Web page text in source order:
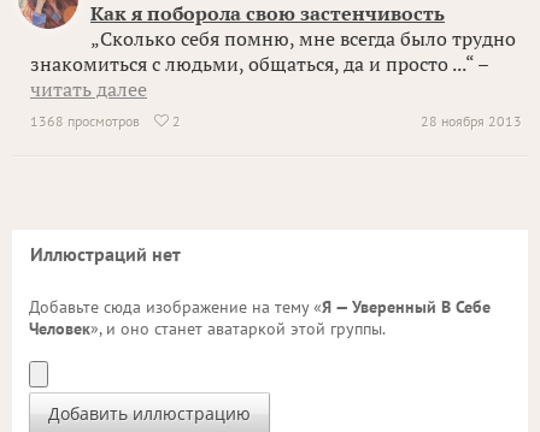
Как я поборола свою застенчивость
„Сколько себя помню, мне всегда было трудно
знакомиться с людьми, общаться, да и просто ...“ –
читать далее
28 ноября 2013
1368 просмотров  2
Иллюстраций нет
Добавьте сюда изображение на тему «Я — Уверенный В Себе
Человек», и оно станет аватаркой этой группы.